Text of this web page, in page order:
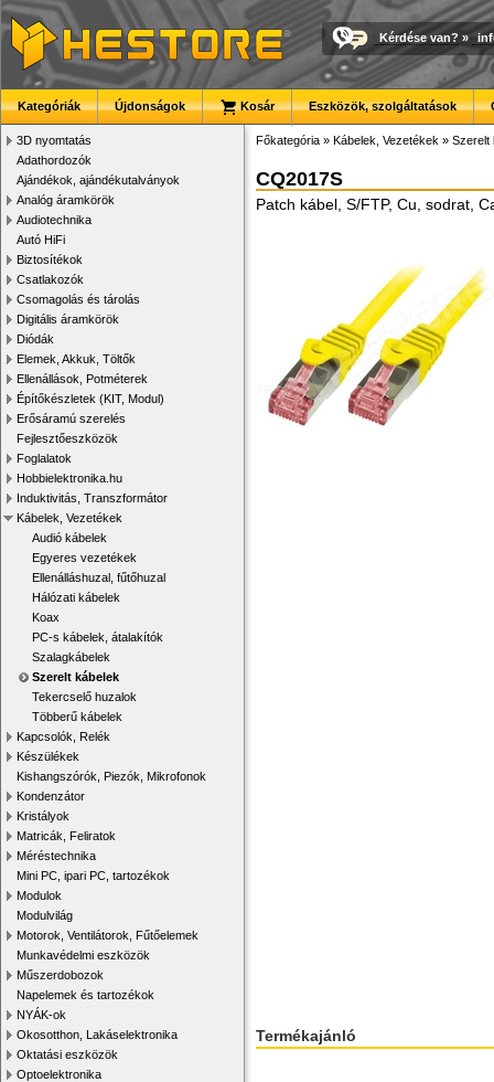
Kérdése van? »
Kategóriák Újdonságok Kosár Eszközök, szolgáltatások
3D nyomtatás
Adathordozók
Ajándékok, ajándékutalványok
Analóg áramkörök
Audiotechnika
Autó HiFi
Biztosítékok
Csatlakozók
Csomagolás és tárolás
Digitális áramkörök
Diódák
Elemek, Akkuk, Töltők
Ellenállások, Potméterek
Építőkészletek (KIT, Modul)
Erősáramú szerelés
Fejlesztőeszközök
Foglalatok
Hobbielektronika.hu
Induktivitás, Transzformátor
Kábelek, Vezetékek
Audió kábelek
Egyeres vezetékek
Ellenálláshuzal, fűtőhuzal
Hálózati kábelek
Koax
PC-s kábelek, átalakítók
Szalagkábelek
Szerelt kábelek
Tekercselő huzalok
Többerű kábelek
Kapcsolók, Relék
Készülékek
Kishangszórók, Piezók, Mikrofonok
Kondenzátor
Kristályok
Matricák, Feliratok
Méréstechnika
Mini PC, ipari PC, tartozékok
Modulok
Modulvilág
Motorok, Ventilátorok, Fűtőelemek
Munkavédelmi eszközök
Műszerdobozok
Napelemek és tartozékok
NYÁK-ok
Okosotthon, Lakáselektronika
Oktatási eszközök
Optoelektronika
Főkategória » Kábelek, Vezetékek » Szerelt
CQ2017S
Patch kábel, S/FTP, Cu, sodrat,
Termékajánló